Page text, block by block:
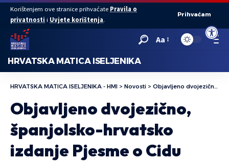
Open
Korištenjem ove stranice prihvaćate Pravila o
privatnosti i Uvjete korištenja.
Prihvaćam
Aa
HRVATSKA MATICA ISELJENIKA
HRVATSKA MATICA ISELJENIKA - HMI > Novosti > Objavljeno dvojezično, španjolsko-hrvatsko izdanje Pjesme o Cidu
Objavljeno dvojezično,
španjolsko-hrvatsko
izdanje Pjesme o Cidu